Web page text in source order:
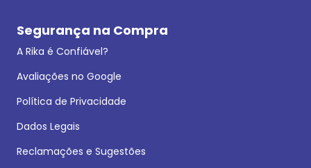
Segurança na Compra
A Rika é Confiável?
Avaliações no Google
Política de Privacidade
Dados Legais
Reclamações e Sugestões